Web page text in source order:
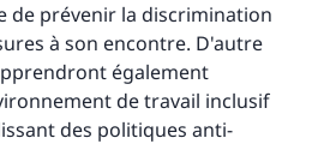
de prévenir la discrimination
à son encontre. D'autre
également
de travail inclusif
des politiques anti-